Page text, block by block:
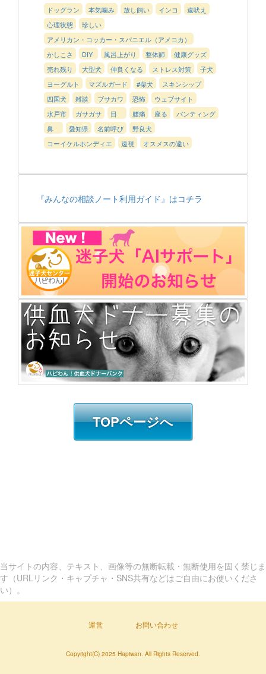
ドッグラン
本気噛み 放し飼い インコ
遠吠え
心理状態
珍しい
アメリカン・コッカー・スパニエル（アメコカ）
かしこさ
DIY 風呂上がり 整体師
健康グッズ
売れ残り
大型犬 仲良くなる ストレス対策
子犬
ヨーグルト
マズルガード #柴犬
スキンシップ
四国犬
雑談 ブサカワ 恐怖
ウェブサイト
水戸市
ガサガサ 目 腰痛 座る
パンティング
鼻
愛知県 名前呼び
野良犬
コーイケルホンディエ
遠視 オスメスの違い
『みんなの相談ノート利用ガイド』はコチラ
TOPページへ
当サイトの内容、テキスト、画像等の無断転載・無断使用を固く禁じま
す（URLリンク・キャプチャ・SNS共有などはご自由にお使いくださ
い）。
運営 お問い合わせ
Copyright(C) 2025 Hapiwan. All Rights Reserved.